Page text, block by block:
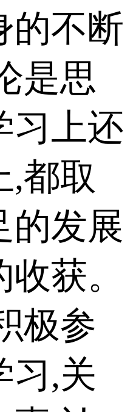
的不断
是思
习上还
,都取
的发展
获。
极参
习,关